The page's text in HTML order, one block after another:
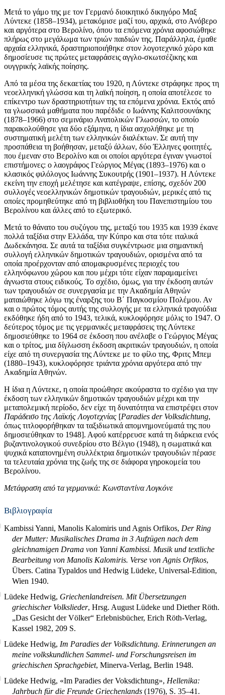
Μετά το γάμο της με τον Γερμανό διοικητικό δικηγόρο Μαξ
Λύντεκε (1858–1934), μετακόμισε μαζί του, αρχικά, στο Ανόβερο
και αργότερα στο Βερολίνο, όπου τα επόμενα χρόνια αφοσιώθηκε
πλήρως στο μεγάλωμα των τριών παιδιών της. Παράλληλα, έμαθε
αρχαία ελληνικά, δραστηριοποιήθηκε στον λογοτεχνικό χώρο και
δημοσίευσε τις πρώτες μεταφράσεις αγγλο-σκωτσέζικης και
ουγγρικής λαϊκής ποίησης.
Από τα μέσα της δεκαετίας του 1920, η Λύντεκε στράφηκε προς τη
νεοελληνική γλώσσα και τη λαϊκή ποίηση, η οποία αποτέλεσε το
επίκεντρο των δραστηριοτήτων της τα επόμενα χρόνια. Εκτός από
τα γλωσσικά μαθήματα που παρέδιδε ο Ιωάννης Καλιτσουνάκης
(1878–1966) στο σεμινάριο Ανατολικών Γλωσσών, το οποίο
παρακολούθησε για δύο εξάμηνα, η ίδια ασχολήθηκε με τη
συστηματική μελέτη των ελληνικών διαλέκτων. Σε αυτή την
προσπάθεια τη βοήθησαν, μεταξύ άλλων, δύο Έλληνες φοιτητές,
που έμεναν στο Βερολίνο και οι οποίοι αργότερα έγιναν γνωστοί
επιστήμονες: ο λαογράφος Γεώργιος Μέγας (1893–1976) και ο
κλασικός φιλόλογος Ιωάννης Συκουτρής (1901–1937). Η Λύντεκε
εκείνη την εποχή μελέτησε και κατέγραψε, επίσης, σχεδόν 200
συλλογές νεοελληνικών δημοτικών τραγουδιών, μερικές από τις
οποίες προμηθεύτηκε από τη βιβλιοθήκη του Πανεπιστημίου του
Βερολίνου και άλλες από το εξωτερικό.
Μετά το θάνατο του συζύγου της, μεταξύ του 1935 και 1939 έκανε
πολλά ταξίδια στην Ελλάδα, την Κύπρο και στα τότε ιταλικά
Δωδεκάνησα. Σε αυτά τα ταξίδια συγκέντρωσε μια σημαντική
συλλογή ελληνικών δημοτικών τραγουδιών, ορισμένα από τα
οποία προέρχονταν από απομακρυσμένες περιοχές του
ελληνόφωνου χώρου και που μέχρι τότε είχαν παραμαμείνει
άγνωστα στους ειδικούς. Το σχέδιο, όμως, για την έκδοση αυτών
των τραγουδιών σε συνεργασία με την Ακαδημία Αθηνών
ματαιώθηκε λόγω της έναρξης του Β΄ Παγκοσμίου Πολέμου. Αν
και ο πρώτος τόμος αυτής της συλλογής με τα ελληνικά τραγούδια
εκδόθηκε ήδη από το 1943, τελικά, κυκλοφόρησε μόλις το 1947. Ο
δεύτερος τόμος με τις γερμανικές μεταφράσεις της Λύντεκε
δημοσιεύθηκε το 1964 σε έκδοση που ανέλαβε ο Γεώργιος Μέγας
και ο τρίτος, μια δίγλωσση έκδοση ακριτικών τραγουδιών, η οποία
είχε από τη συνεργασία της Λύντεκε με το φίλο της, Φριτς Μπεμ
(1880–1943), κυκλοφόρησε τριάντα χρόνια αργότερα από την
Ακαδημία Αθηνών.
Η ίδια η Λύντεκε, η οποία προώθησε ακούραστα το σχέδιο για την
έκδοση των ελληνικών δημοτικών τραγουδιών μέχρι και την
μεταπολεμική περίοδο, δεν είχε τη δυνατότητα να επιστρέψει στον
Παράδεισο της Λαϊκής Λογοτεχνίας [Paradies der Volksdichtung,
όπως τιτλοφορήθηκαν τα ταξιδιωτικά απομνημονεύματά της που
δημοσιεύθηκαν το 1948]. Αφού κατέρρευσε κατά τη διάρκεια ενός
βυζαντινολογικού συνεδρίου στο Βέλγιο (1948), η σωματικά και
ψυχικά καταπονημένη συλλέκτρια δημοτικών τραγουδιών πέρασε
τα τελευταία χρόνια της ζωής της σε διάφορα γηροκομεία του
Βερολίνου.
Μετάφραση από τα γερμανικά: Κωνσταντίνα Λογκόνε
Βιβλιογραφία
Kambissi Yanni, Manolis Kalomiris und Agnis Orfikos, Der Ring
der Mutter: Musikalisches Drama in 3 Aufzügen nach dem
gleichnamigen Drama von Yanni Kambissi. Musik und textliche
Bearbeitung von Manolis Kalomiris. Verse von Agnis Orfikos,
Übers. Catina Typaldos und Hedwig Lüdeke, Universal-Edition,
Wien 1940.
Lüdeke Hedwig, Griechenlandreisen. Mit Übersetzungen
griechischer Volkslieder, Hrsg. August Lüdeke und Diether Röth.
„Das Gesicht der Völker“ Erlebnisbücher, Erich Röth-Verlag,
Kassel 1982, 209 S.
Lüdeke Hedwig, Im Paradies der Volksdichtung. Erinnerungen an
meine volkskundlichen Sammel- und Forschungsreisen im
griechischen Sprachgebiet, Minerva-Verlag, Berlin 1948.
Lüdeke Hedwig, «Im Paradies der Voksdichtung», Hellenika:
Jahrbuch für die Freunde Griechenlands (1976), S. 35–41.